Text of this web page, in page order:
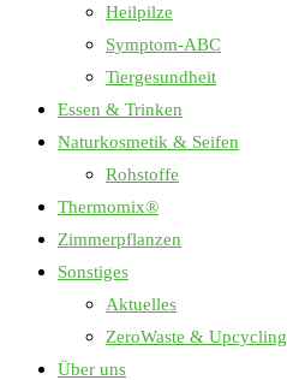
Heilpilze
Symptom-ABC
Tiergesundheit
Essen & Trinken
Naturkosmetik & Seifen
Rohstoffe
Thermomix®
Zimmerpflanzen
Sonstiges
Aktuelles
ZeroWaste & Upcycling
Über uns